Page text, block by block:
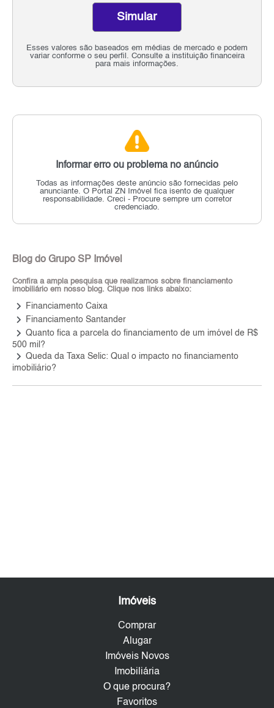
Esses valores são baseados em médias de mercado e podem
variar conforme o seu perfil. Consulte a instituição financeira
para mais informações.
Simular
Informar erro ou problema no anúncio
Todas as informações deste anúncio são fornecidas pelo
anunciante. O Portal ZN Imóvel fica isento de qualquer
responsabilidade. Creci - Procure sempre um corretor
credenciado.
Blog do Grupo SP Imóvel
Confira a ampla pesquisa que realizamos sobre financiamento
imobiliário em nosso blog. Clique nos links abaixo:
keyboard_arrow_right Financiamento Caixa
keyboard_arrow_right Financiamento Santander
keyboard_arrow_right Quanto fica a parcela do financiamento de um imóvel de R$
500 mil?
keyboard_arrow_right Queda da Taxa Selic: Qual o impacto no financiamento
imobiliário?
Imóveis
Comprar
Alugar
Imóveis Novos
Imobiliária
O que procura?
Favoritos